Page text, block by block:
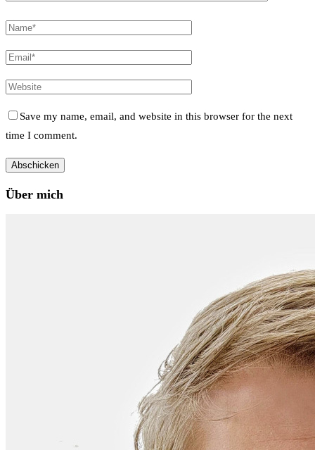
Save my name, email, and website in this browser for the next
time I comment.
Über mich